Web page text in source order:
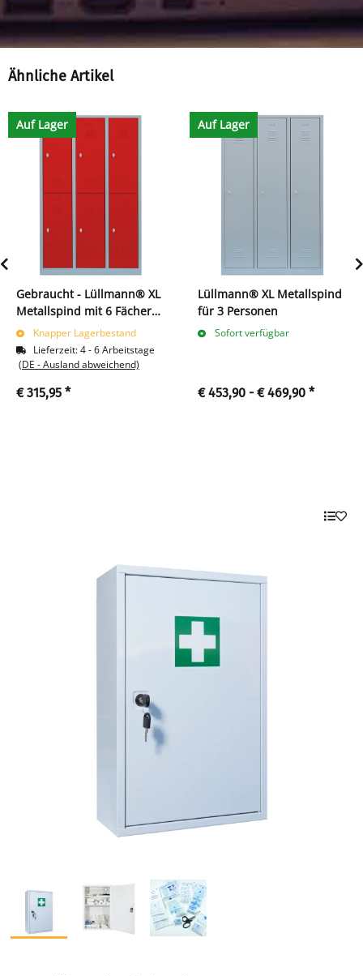
Ähnliche Artikel
Auf Lager
Gebraucht - Lüllmann® XL
Metallspind mit 6 Fächern
- grau/rot
Knapper Lagerbestand
Lieferzeit:4 - 6 Arbeitstage
(DE - Ausland abweichend)
€ 315,95 *
Auf Lager
Lüllmann® XL Metallspind
für 3 Personen
Sofort verfügbar
€ 453,90 -€ 469,90 *